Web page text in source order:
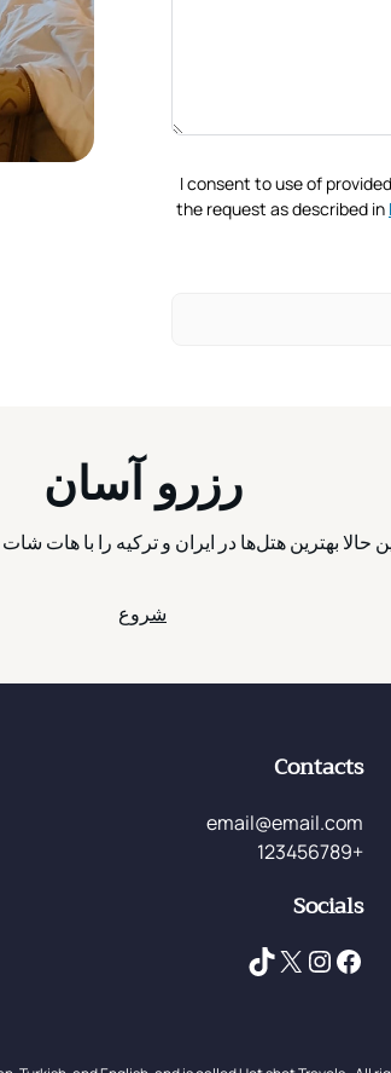
I consent to use of
the request as described in
رزرو آسان
حالا بهترین هتل‌ها در ایران و ترکیه را با هات شات
شروع
Contacts
email@email.com
+123456789
Socials
Facebook
Instagram
X
TikTok